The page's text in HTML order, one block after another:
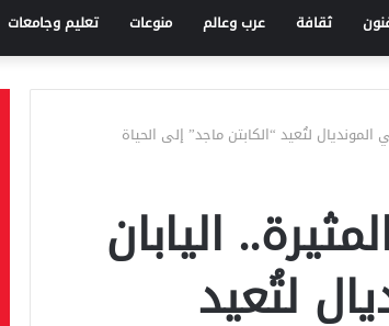
ثقافة عرب وعالم منوعات تعليم وجامعات
اليابان
لتُعيد